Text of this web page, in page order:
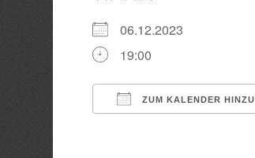
06.12.2023
19:00
ZUM KALENDER